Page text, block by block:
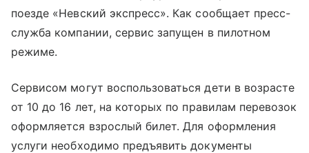
поезде «Невский экспресс». Как сообщает пресс-
служба компании, сервис запущен в пилотном
режиме.
Сервисом могут воспользоваться дети в возрасте
от 10 до 16 лет, на которых по правилам перевозок
оформляется взрослый билет. Для оформления
услуги необходимо предъявить документы